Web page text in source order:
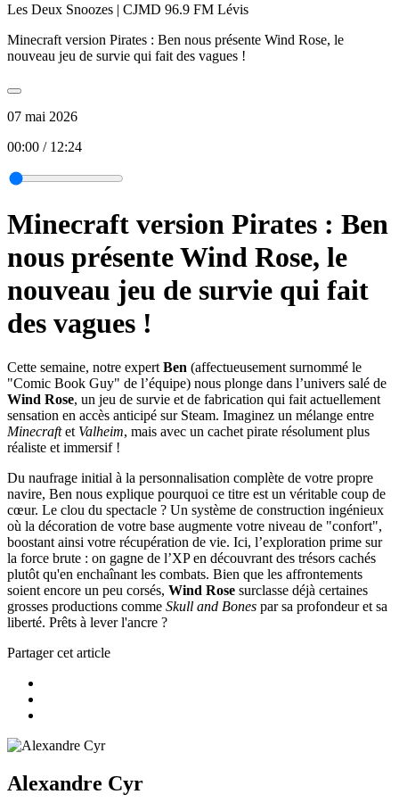
Les Deux Snoozes | CJMD 96.9 FM Lévis
Minecraft version Pirates : Ben nous présente Wind Rose, le
nouveau jeu de survie qui fait des vagues !
07 mai 2026
00:00 / 12:24
Minecraft version Pirates : Ben
nous présente Wind Rose, le
nouveau jeu de survie qui fait
des vagues !
Cette semaine, notre expert Ben (affectueusement surnommé le
"Comic Book Guy" de l’équipe) nous plonge dans l’univers salé de
Wind Rose, un jeu de survie et de fabrication qui fait actuellement
sensation en accès anticipé sur Steam. Imaginez un mélange entre
Minecraftet Valheim, mais avec un cachet pirate résolument plus
réaliste et immersif !
Du naufrage initial à la personnalisation complète de votre propre
navire, Ben nous explique pourquoi ce titre est un véritable coup de
cœur. Le clou du spectacle ? Un système de construction ingénieux
où la décoration de votre base augmente votre niveau de "confort",
boostant ainsi votre récupération de vie. Ici, l’exploration prime sur
la force brute : on gagne de l’XP en découvrant des trésors cachés
plutôt qu'en enchaînant les combats. Bien que les affrontements
soient encore un peu corsés, Wind Rose surclasse déjà certaines
grosses productions comme Skull and Bones par sa profondeur et sa
liberté. Prêts à lever l'ancre ?
Partager cet article
Alexandre Cyr